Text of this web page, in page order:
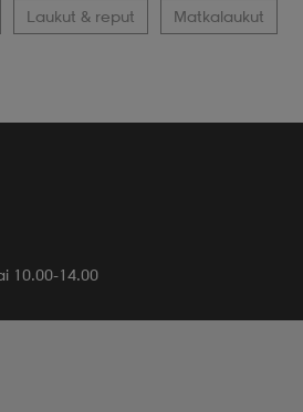
Laukut & reput Matkalaukut
10.00-14.00